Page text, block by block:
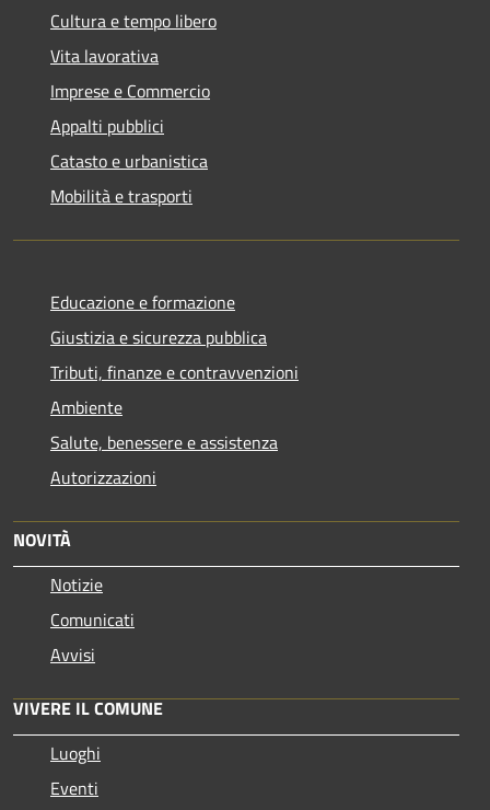
Cultura e tempo libero
Vita lavorativa
Imprese e Commercio
Appalti pubblici
Catasto e urbanistica
Mobilità e trasporti
Educazione e formazione
Giustizia e sicurezza pubblica
Tributi, finanze e contravvenzioni
Ambiente
Salute, benessere e assistenza
Autorizzazioni
NOVITÀ
Notizie
Comunicati
Avvisi
VIVERE IL COMUNE
Luoghi
Eventi